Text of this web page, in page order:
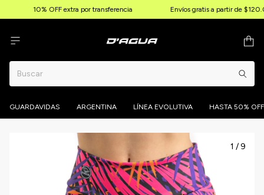
10% OFF extra por transferencia Envíos gratis a partir de
GUARDAVIDAS ARGENTINA LÍNEA EVOLUTIVA HASTA 50% OFF
1 /9